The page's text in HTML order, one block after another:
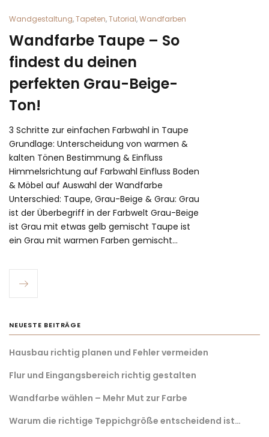
Wandgestaltung,Tapeten,Tutorial,Wandfarben
Wandfarbe Taupe – So
findest du deinen
perfekten Grau-Beige-
Ton!
3 Schritte zur einfachen Farbwahl in Taupe
Grundlage: Unterscheidung von warmen &
kalten Tönen Bestimmung & Einfluss
Himmelsrichtung auf Farbwahl Einfluss Boden
& Möbel auf Auswahl der Wandfarbe
Unterschied: Taupe, Grau-Beige & Grau: Grau
ist der Überbegriff in der Farbwelt Grau-Beige
ist Grau mit etwas gelb gemischt Taupe ist
ein Grau mit warmen Farben gemischt…
NEUESTE BEITRÄGE
Hausbau richtig planen und Fehler vermeiden
Flur und Eingangsbereich richtig gestalten
Wandfarbe wählen – Mehr Mut zur Farbe
Warum die richtige Teppichgröße entscheidend ist…